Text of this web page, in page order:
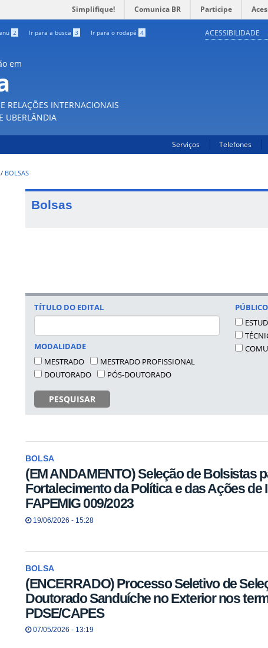
Simplifique! Comunica BR Participe
2 Ir para a busca 3 Ir para o rodapé 4 ACESSIBILIDADE
em
RELAÇÕES INTERNACIONAIS
UBERLÂNDIA
Serviços Telefones
/ BOLSAS
Bolsas
TÍTULO DO EDITAL
MODALIDADE
MESTRADO
MESTRADO PROFISSIONAL
DOUTORADO
PÓS-DOUTORADO
PESQUISAR
BOLSA
(EM ANDAMENTO) Seleção de Bolsistas
Fortalecimento da Política e das Ações
FAPEMIG 009/2023
19/06/2026 - 15:28
BOLSA
(ENCERRADO) Processo Seletivo de
Doutorado Sanduíche no Exterior nos
PDSE/CAPES
07/05/2026 - 13:19